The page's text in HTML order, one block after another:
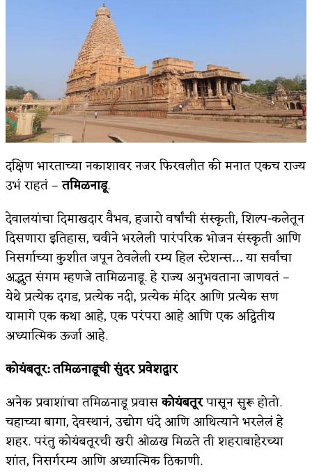
कसं हुईन तं हू माय…
काळजाचे प्रेत
चमकदार चांदी
आदिवासींचा डॉक्टर, समाजसेवेचा ध्यास : डॉ. राहुल
जोशी
डेंग्यू: ताप उतरला म्हणजे धोका टळला असे नाही!
४ जुलै – इतिहासात घडलेल्या महत्त्वाच्या घटना
सुवर्ण – झळाळी
‘अर्थ’पूर्ण हास्य
अष्टपैलू : खंडू रांगणेकर
अपूर्ण कथा
बुडीच खटलं – संयुक्त कुटुंब का गरजेचं?
दक्षिण भारताच्या नकाशावर नजर फिरवलीत की मनात एकच राज्य
उभं राहतं –तमिळनाडू.
देवालयांचा दिमाखदार वैभव, हजारो वर्षांची संस्कृती, शिल्प-कलेतून
दिसणारा इतिहास, चवीने भरलेली पारंपरिक भोजन संस्कृती आणि
निसर्गाच्या कुशीत जपून ठेवलेली रम्य हिल स्टेशन्स… या सर्वांचा
अद्भुत संगम म्हणजे तामिळनाडू. हे राज्य अनुभवताना जाणवतं –
येथे प्रत्येक दगड, प्रत्येक नदी, प्रत्येक मंदिर आणि प्रत्येक सण
यामागे एक कथा आहे, एक परंपरा आहे आणि एक अद्वितीय
अध्यात्मिक ऊर्जा आहे.
कोयंबतूर:तमिळनाडूची सुंदर प्रवेशद्वार
अनेक प्रवाशांचा तमिळनाडू प्रवासकोयंबतूरपासून सुरू होतो.
चहाच्या बागा, देवस्थानं, उद्योग धंदे आणि आथित्याने भरलेलं हे
शहर. परंतु कोयंबतूरची खरी ओळख मिळते ती शहराबाहेरच्या
शांत, निसर्गरम्य आणि अध्यात्मिक ठिकाणी.